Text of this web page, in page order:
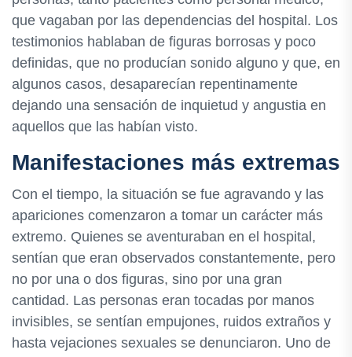
que vagaban por las dependencias del hospital. Los
testimonios hablaban de figuras borrosas y poco
definidas, que no producían sonido alguno y que, en
algunos casos, desaparecían repentinamente
dejando una sensación de inquietud y angustia en
aquellos que las habían visto.
Manifestaciones más extremas
Con el tiempo, la situación se fue agravando y las
apariciones comenzaron a tomar un carácter más
extremo. Quienes se aventuraban en el hospital,
sentían que eran observados constantemente, pero
no por una o dos figuras, sino por una gran
cantidad. Las personas eran tocadas por manos
invisibles, se sentían empujones, ruidos extraños y
hasta vejaciones sexuales se denunciaron. Uno de